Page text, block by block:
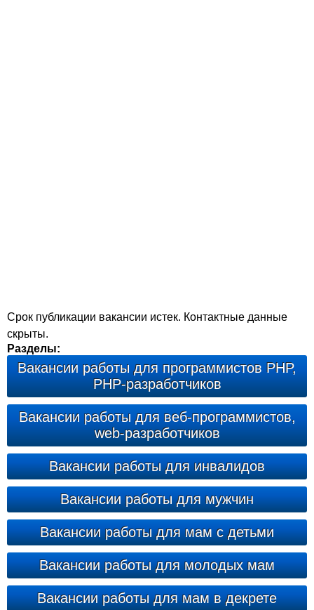
Срок публикации вакансии истек. Контактные данные
скрыты.
Разделы:
Вакансии работы для программистов PHP,
PHP-разработчиков
Вакансии работы для веб-программистов,
web-разработчиков
Вакансии работы для инвалидов
Вакансии работы для мужчин
Вакансии работы для мам с детьми
Вакансии работы для молодых мам
Вакансии работы для мам в декрете